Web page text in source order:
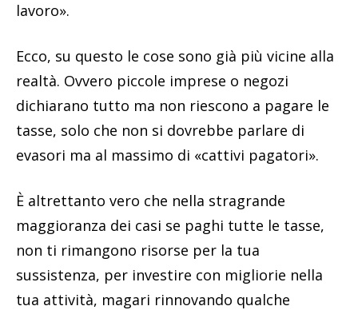
lavoro».
Ecco, su questo le cose sono già più vicine alla
realtà. Ovvero piccole imprese o negozi
dichiarano tutto ma non riescono a pagare le
tasse, solo che non si dovrebbe parlare di
evasori ma al massimo di «cattivi pagatori».
È altrettanto vero che nella stragrande
maggioranza dei casi se paghi tutte le tasse,
non ti rimangono risorse per la tua
sussistenza, per investire con migliorie nella
tua attività, magari rinnovando qualche